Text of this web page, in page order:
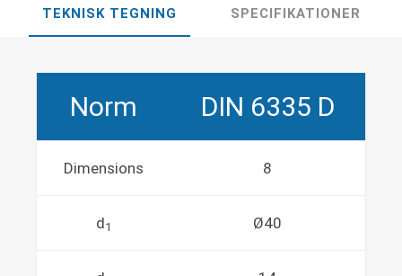
TEKNISK TEGNING SPECIFIKATIONER
Norm DIN 6335 D
Dimensions 8
d1 Ø40